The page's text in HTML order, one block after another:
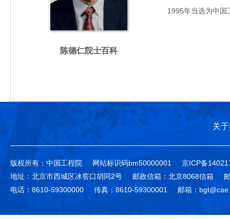
陈德仁院士百科
1995年当选为中国
关
版权所有：中国工程院 网站标识码bm50000001
京ICP备
地址：北京市西城区冰窖口胡同2号
邮政信箱：北京8068信箱
电话：8610-59300000
传真：8610-59300001 邮箱：